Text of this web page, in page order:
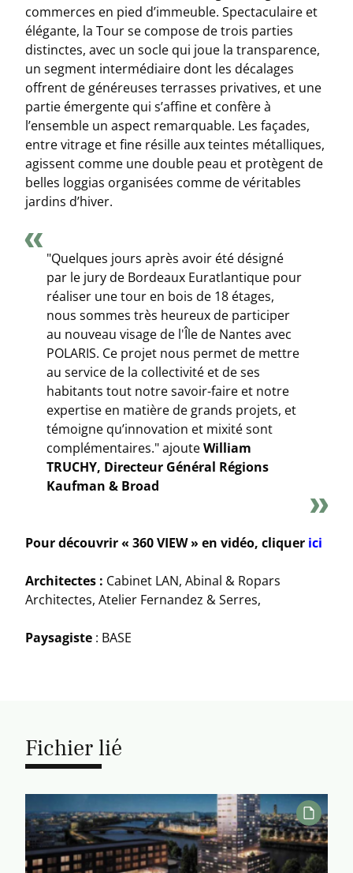
commerces en pied d’immeuble. Spectaculaire et
élégante, la Tour se compose de trois parties
distinctes, avec un socle qui joue la transparence,
un segment intermédiaire dont les décalages
offrent de généreuses terrasses privatives, et une
partie émergente qui s’affine et confère à
l’ensemble un aspect remarquable. Les façades,
entre vitrage et fine résille aux teintes métalliques,
agissent comme une double peau et protègent de
belles loggias organisées comme de véritables
jardins d’hiver.
"Quelques jours après avoir été désigné
par le jury de Bordeaux Euratlantique pour
réaliser une tour en bois de 18 étages,
nous sommes très heureux de participer
au nouveau visage de l'Île de Nantes avec
POLARIS. Ce projet nous permet de mettre
au service de la collectivité et de ses
habitants tout notre savoir-faire et notre
expertise en matière de grands projets, et
témoigne qu’innovation et mixité sont
complémentaires."ajouteWilliam
TRUCHY, Directeur Général Régions
Kaufman & Broad
Pour découvrir « 360 VIEW » en vidéo, cliquer ici
Architectes : Cabinet LAN, Abinal & Ropars
Architectes, Atelier Fernandez & Serres,
Paysagiste : BASE
Fichier lié